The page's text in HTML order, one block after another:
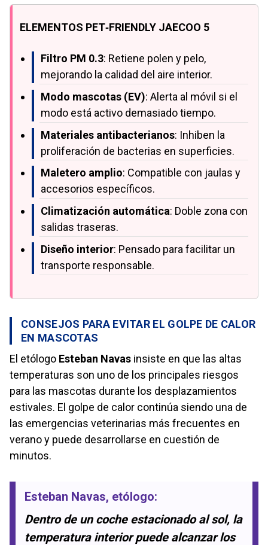
ELEMENTOS PET‑FRIENDLY JAECOO 5
Filtro PM 0.3: Retiene polen y pelo,
mejorando la calidad del aire interior.
Modo mascotas (EV): Alerta al móvil si el
modo está activo demasiado tiempo.
Materiales antibacterianos: Inhiben la
proliferación de bacterias en superficies.
Maletero amplio: Compatible con jaulas y
accesorios específicos.
Climatización automática: Doble zona con
salidas traseras.
Diseño interior: Pensado para facilitar un
transporte responsable.
CONSEJOS PARA EVITAR EL GOLPE DE CALOR
EN MASCOTAS
El etólogo Esteban Navas insiste en que las altas
temperaturas son uno de los principales riesgos
para las mascotas durante los desplazamientos
estivales. El golpe de calor continúa siendo una de
las emergencias veterinarias más frecuentes en
verano y puede desarrollarse en cuestión de
minutos.
Esteban Navas, etólogo:
Dentro de un coche estacionado al sol, la
temperatura interior puede alcanzar los